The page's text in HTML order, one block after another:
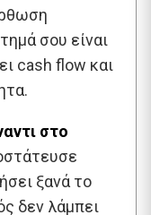
σου είναι
cash flow και
στο
ξανά το
δεν λάμπει